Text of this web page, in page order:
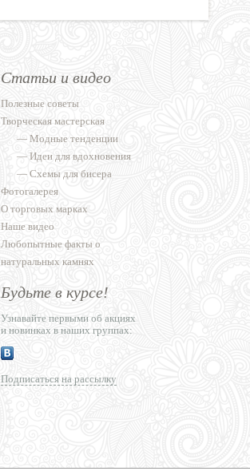
Статьи и видео
Полезные советы
Творческая мастерская
—Модные тенденции
—Идеи для вдохновения
—Схемы для бисера
Фотогалерея
О торговых марках
Наше видео
Любопытные факты о
натуральных камнях
Будьте в курсе!
Узнавайте первыми об акциях
и новинках в наших группах:
Подписаться на рассылку